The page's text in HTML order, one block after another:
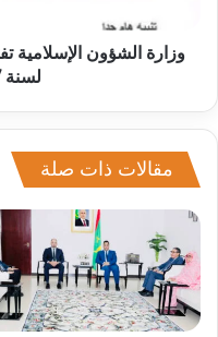
وزارة الشؤون الإسلامية
لسنة 1447 _2026
مقالات ذات صلة